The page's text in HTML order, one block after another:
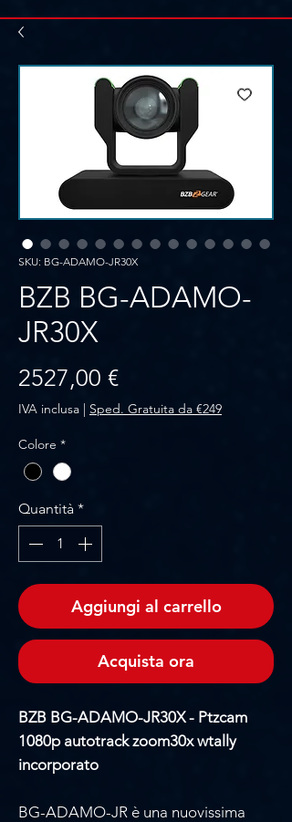
SKU: BG-ADAMO-JR30X
BZB BG-ADAMO-
JR30X
2527,00 €Prezzo
IVA inclusa | Sped. Gratuita da €249
Colore *
Quantità *
Aggiungi al carrello
Acquista ora
BZB BG-ADAMO-JR30X - Ptzcam
1080p autotrack zoom30x wtally
incorporato
BG-ADAMO-JR è una nuovissima